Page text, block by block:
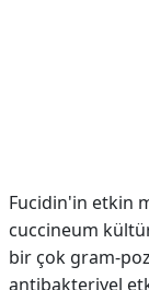
Fucidin'in etkin
cuccineum
bir çok gram-
antibakteriyel